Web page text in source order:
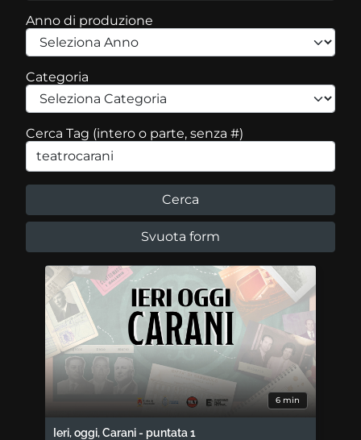
6 min
Ieri, oggi, Carani - puntata 1
Anno di produzione
Categoria
Cerca Tag (intero o parte, senza #)